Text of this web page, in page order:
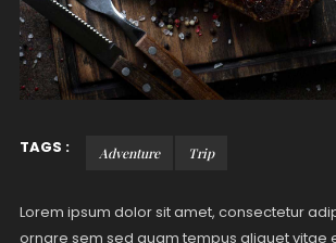
TAGS : Adventure Trip
Lorem ipsum dolor sit amet, consectetur
ornare sem sed quam tempus aliquet vitae